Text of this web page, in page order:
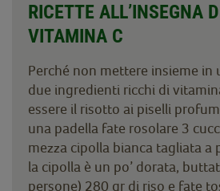
RICETTE ALL’INSEGNA
VITAMINA C
Perché non mettere insieme in
due ingredienti ricchi di
essere il risotto ai piselli
una padella fate rosolare 3
mezza cipolla bianca tagliata a
la cipolla è un po’ dorata,
persone) 280 gr di riso e fate